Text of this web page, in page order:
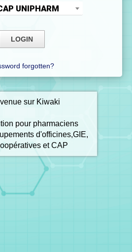
UNIPHARM
forgotten?
sur Kiwaki
pour pharmaciens
d'officines,GIE,
et CAP